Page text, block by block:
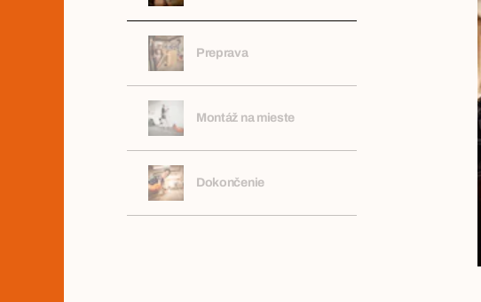
Preprava
Montáž na mieste
Dokončenie